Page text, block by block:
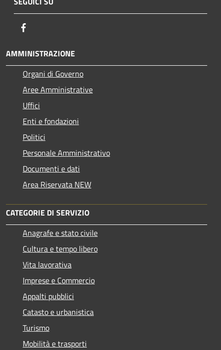
AMMINISTRAZIONE
Organi di Governo
Aree Amministrative
Uffici
Enti e fondazioni
Politici
Personale Amministrativo
Documenti e dati
Area Riservata NEW
CATEGORIE DI SERVIZIO
Anagrafe e stato civile
Cultura e tempo libero
Vita lavorativa
Imprese e Commercio
Appalti pubblici
Catasto e urbanistica
Turismo
Mobilità e trasporti